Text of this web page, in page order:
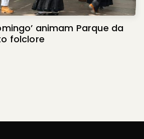
animam Parque da
folclore